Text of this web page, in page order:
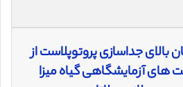
بالای جداسازی پروتوپلاست از
های آزمایشگاهی گیاه میزا